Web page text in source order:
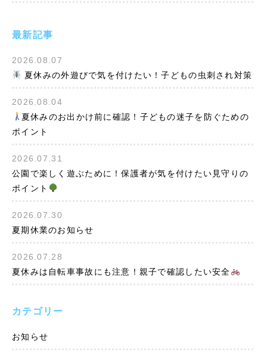
最新記事
2026.08.07
夏休みの外遊びで気を付けたい！子どもの虫刺され対策
2026.08.04
夏休みのお出かけ前に確認！子どもの迷子を防ぐための
ポイント
2026.07.31
公園で楽しく遊ぶために！保護者が気を付けたい見守りの
ポイント
2026.07.30
夏期休業のお知らせ
2026.07.28
夏休みは自転車事故にも注意！親子で確認したい安全
カテゴリー
お知らせ